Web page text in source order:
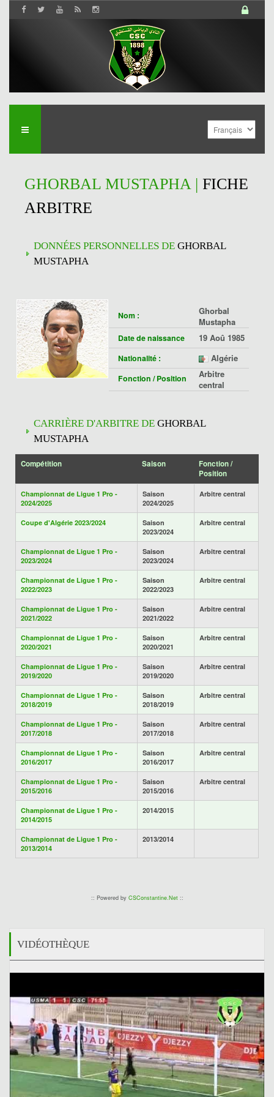
GHORBAL MUSTAPHA | FICHE
ARBITRE
DONNÉES PERSONNELLES DE GHORBAL
MUSTAPHA
Nom :
Ghorbal
Mustapha
Date de naissance 19 Aoû 1985
Nationalité : Algérie
Fonction / Position
Arbitre
central
CARRIÈRE D'ARBITRE DE GHORBAL
MUSTAPHA
Compétition Saison
Fonction /
Position
Championnat de Ligue 1 Pro -
2024/2025
Saison
2024/2025
Arbitre central
Coupe d'Algérie 2023/2024
Saison
2023/2024
Arbitre central
Championnat de Ligue 1 Pro -
2023/2024
Saison
2023/2024
Arbitre central
Championnat de Ligue 1 Pro -
2022/2023
Saison
2022/2023
Arbitre central
Championnat de Ligue 1 Pro -
2021/2022
Saison
2021/2022
Arbitre central
Championnat de Ligue 1 Pro -
2020/2021
Saison
2020/2021
Arbitre central
Championnat de Ligue 1 Pro -
2019/2020
Saison
2019/2020
Arbitre central
Championnat de Ligue 1 Pro -
2018/2019
Saison
2018/2019
Arbitre central
Championnat de Ligue 1 Pro -
2017/2018
Saison
2017/2018
Arbitre central
Championnat de Ligue 1 Pro -
2016/2017
Saison
2016/2017
Arbitre central
Championnat de Ligue 1 Pro -
2015/2016
Saison
2015/2016
Arbitre central
Championnat de Ligue 1 Pro -
2014/2015
2014/2015
Championnat de Ligue 1 Pro -
2013/2014
2013/2014
:: Powered by CSConstantine.Net::
VIDÉOTHÈQUE